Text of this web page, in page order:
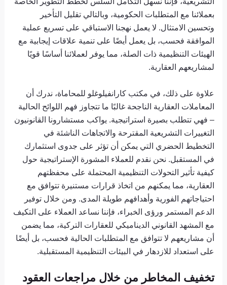
بعملائنا مع المتطلبات الحكومية، وبالتالي تقليل التأخير
وتحسين الامتثال. لا يعمل نهجنا الاستباقي على تسريع عملية
الموافقة فحسب، بل يعمل أيضًا على تنمية علاقات إيجابية مع
الهيئات التنظيمية ذات الصلة، مما يوفر لعملائنا أساسًا قويًا
لمشاريعهم العقارية.
علاوة على ذلك، في مكتب كارانفيلوغلو للمحاماة، ندرك أن
المعاملات العقارية الناجحة غالبًا ما تتجاوز فهم اللوائح الحالية
– فهي تتطلب بصيرة استراتيجية. يواكب مستشارونا القانونيون
التغييرات التشريعية المقترحة والاتجاهات الناشئة في
التخطيط الحضري التي يمكن أن تؤثر على جدوى استثمارك
في المستقبل. نحن نقدم للعملاء المشورة الإستراتيجية حول
كيفية تأثير التحولات التنظيمية المحتملة على محفظتهم
العقارية، مما يمكنهم من اتخاذ قرارات مستنيرة تتوافق مع
احتياجاتهم الفورية وأهدافهم طويلة المدى. ومن خلال توفير
الدعم المستمر ورؤى الخبراء، فإننا نساعد العملاء على التكيف
مع المشهد القانوني الديناميكي للعقارات التركية، مما يضمن
أن مشاريعهم لا تتوافق مع المتطلبات الحالية فحسب، بل أيضًا
على استعداد للازدهار في البيئات التنظيمية المستقبلية.
تخفيف المخاطر من خلال مراجعات العقود